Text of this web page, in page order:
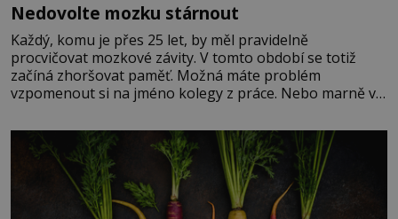
Nedovolte mozku stárnout
Každý, komu je přes 25 let, by měl pravidelně
procvičovat mozkové závity. V tomto období se totiž
začíná zhoršovat paměť. Možná máte problém
vzpomenout si na jméno kolegy z práce. Nebo marně v
Je to opravdu tak, s věkem jako kdyby se paměť
rozhodla stávkovat. Cvičte